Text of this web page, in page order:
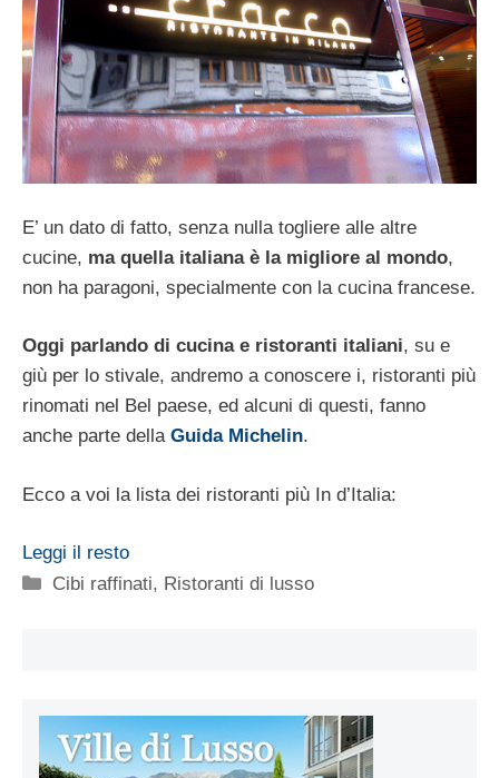
E’ un dato di fatto, senza nulla togliere alle altre
cucine, ma quella italiana è la migliore al mondo,
non ha paragoni, specialmente con la cucina francese.
Oggi parlando di cucina e ristoranti italiani, su e
giù per lo stivale, andremo a conoscere i, ristoranti più
rinomati nel Bel paese, ed alcuni di questi, fanno
anche parte della Guida Michelin.
Ecco a voi la lista dei ristoranti più In d’Italia:
Leggi il resto
Categorie
Cibi raffinati, Ristoranti di lusso